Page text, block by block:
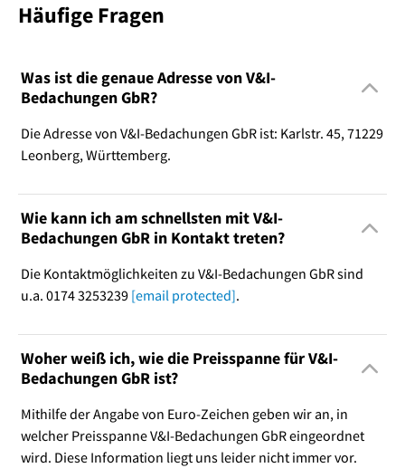
Häufige Fragen
Was ist die genaue Adresse von V&I-
Bedachungen GbR?
Die Adresse von V&I-Bedachungen GbR ist: Karlstr. 45, 71229
Leonberg, Württemberg.
Wie kann ich am schnellsten mit V&I-
Bedachungen GbR in Kontakt treten?
Die Kontaktmöglichkeiten zu V&I-Bedachungen GbR sind
u.a. 0174 3253239 [email protected].
Woher weiß ich, wie die Preisspanne für V&I-
Bedachungen GbR ist?
Mithilfe der Angabe von Euro-Zeichen geben wir an, in
welcher Preisspanne V&I-Bedachungen GbR eingeordnet
wird. Diese Information liegt uns leider nicht immer vor.